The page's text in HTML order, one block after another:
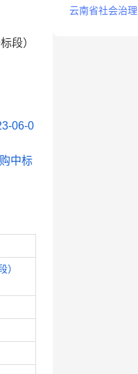
段）
06-0
中标
）
云南省社会治